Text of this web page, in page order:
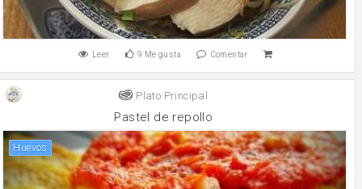
Leer 9 Me gusta Comentar
Plato Principal
Pastel de repollo
huevos